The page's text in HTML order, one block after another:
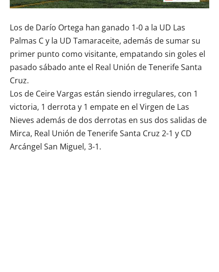
Los de Darío Ortega han ganado 1-0 a la UD Las
Palmas C y la UD Tamaraceite, además de sumar su
primer punto como visitante, empatando sin goles el
pasado sábado ante el Real Unión de Tenerife Santa
Cruz.
Los de Ceire Vargas están siendo irregulares, con 1
victoria, 1 derrota y 1 empate en el Virgen de Las
Nieves además de dos derrotas en sus dos salidas de
Mirca, Real Unión de Tenerife Santa Cruz 2-1 y CD
Arcángel San Miguel, 3-1.